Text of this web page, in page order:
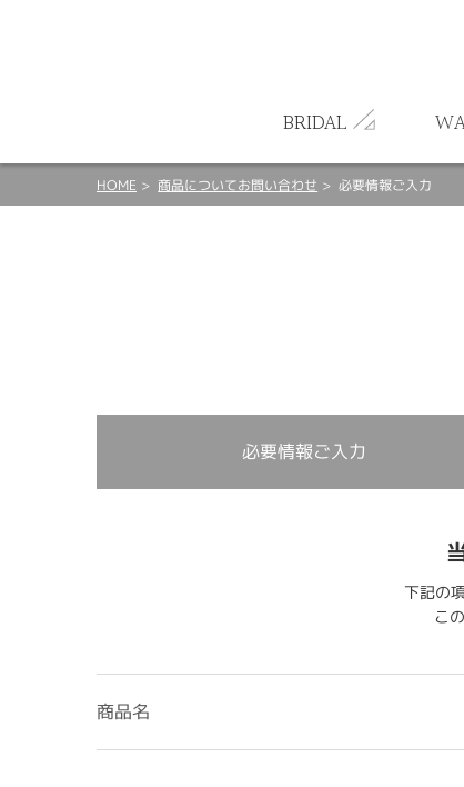
BRIDAL
HOME 商品についてお問い合わせ 必要情報ご入力
必要情報ご入力
下記の
こ
商品名